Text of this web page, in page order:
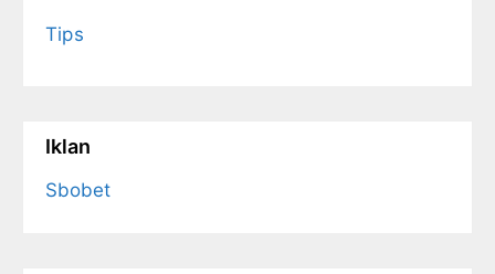
Tips
Iklan
Sbobet